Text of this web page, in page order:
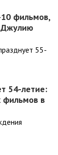
фильмов,
55-
54-летие:
фильмов в